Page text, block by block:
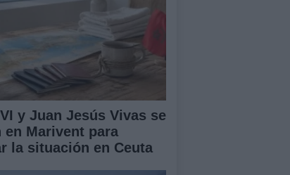
y Juan Jesús Vivas se
en Marivent para
la situación en Ceuta